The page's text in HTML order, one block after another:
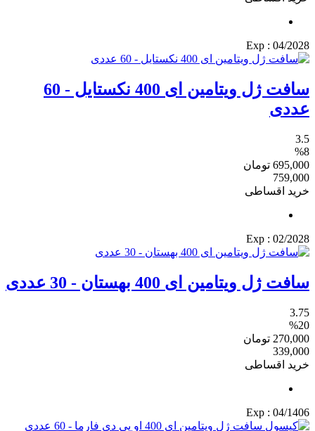
04/2028
: Exp
سافت ژل ویتامین ای 400 نکستایل - 60
عددی
3.5
%8
695,000 تومان
759,000
خرید اقساطی
02/2028
: Exp
سافت ژل ویتامین ای 400 بهستان - 30 عددی
3.75
%20
270,000 تومان
339,000
خرید اقساطی
04/1406
: Exp